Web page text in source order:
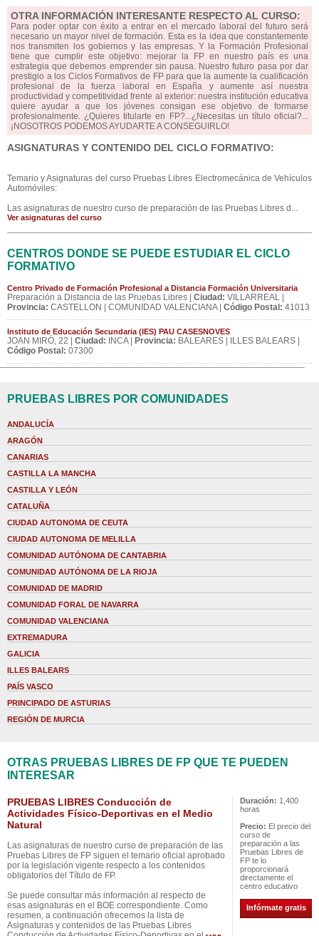
OTRA INFORMACIÓN INTERESANTE RESPECTO AL CURSO:
Para poder optar con éxito a entrar en el mercado laboral del futuro será
necesario un mayor nivel de formación. Esta es la idea que constantemente
nos transmiten los gobiernos y las empresas. Y la Formación Profesional
tiene que cumplir este objetivo: mejorar la FP en nuestro país es una
estrategia que debemos emprender sin pausa. Nuestro futuro pasa por dar
prestigio a los Ciclos Formativos de FP para que la aumente la cualificación
profesional de la fuerza laboral en España y aumente así nuestra
productividad y competitividad frente al exterior: nuestra institución educativa
quiere ayudar a que los jóvenes consigan ese objetivo de formarse
profesionalmente. ¿Quieres titularte en FP?...¿Necesitas un título oficial?...
¡NOSOTROS PODEMOS AYUDARTE A CONSEGUIRLO!
ASIGNATURAS Y CONTENIDO DEL CICLO FORMATIVO:
Temario y Asignaturas del curso Pruebas Libres Electromecánica de Vehículos
Automóviles:
Las asignaturas de nuestro curso de preparación de las Pruebas Libres d...
Ver asignaturas del curso
CENTROS DONDE SE PUEDE ESTUDIAR EL CICLO
FORMATIVO
Centro Privado de Formación Profesional a Distancia Formación Universitaria
Preparación a Distancia de las Pruebas Libres | Ciudad: VILLARREAL |
Provincia: CASTELLON | COMUNIDAD VALENCIANA | Código Postal: 41013
Instituto de Educación Secundaria (IES) PAU CASESNOVES
JOAN MIRÓ, 22 | Ciudad: INCA | Provincia: BALEARES | ILLES BALEARS |
Código Postal: 07300
PRUEBAS LIBRES POR COMUNIDADES
ANDALUCÍA
ARAGÓN
CANARIAS
CASTILLA LA MANCHA
CASTILLA Y LEÓN
CATALUÑA
CIUDAD AUTONOMA DE CEUTA
CIUDAD AUTONOMA DE MELILLA
COMUNIDAD AUTÓNOMA DE CANTABRIA
COMUNIDAD AUTÓNOMA DE LA RIOJA
COMUNIDAD DE MADRID
COMUNIDAD FORAL DE NAVARRA
COMUNIDAD VALENCIANA
EXTREMADURA
GALICIA
ILLES BALEARS
PAÍS VASCO
PRINCIPADO DE ASTURIAS
REGIÓN DE MURCIA
OTRAS PRUEBAS LIBRES DE FP QUE TE PUEDEN
INTERESAR
PRUEBAS LIBRES Conducción de
Actividades Físico-Deportivas en el Medio
Natural
Las asignaturas de nuestro curso de preparación de las
Pruebas Libres de FP siguen el temario oficial aprobado
por la legislación vigente respecto a los contenidos
obligatorios del Título de FP.
Se puede consultar más información al respecto de
esas asignaturas en el BOE correspondiente. Como
resumen, a continuación ofrecemos la lista de
Asignaturas y contenidos de las Pruebas Libres
Duración: 1,400
horas
Precio: El precio del
curso de
preparación a las
Pruebas Libres de
FP te lo
proporcionará
directamente el
centro educativo
Infórmate gratis